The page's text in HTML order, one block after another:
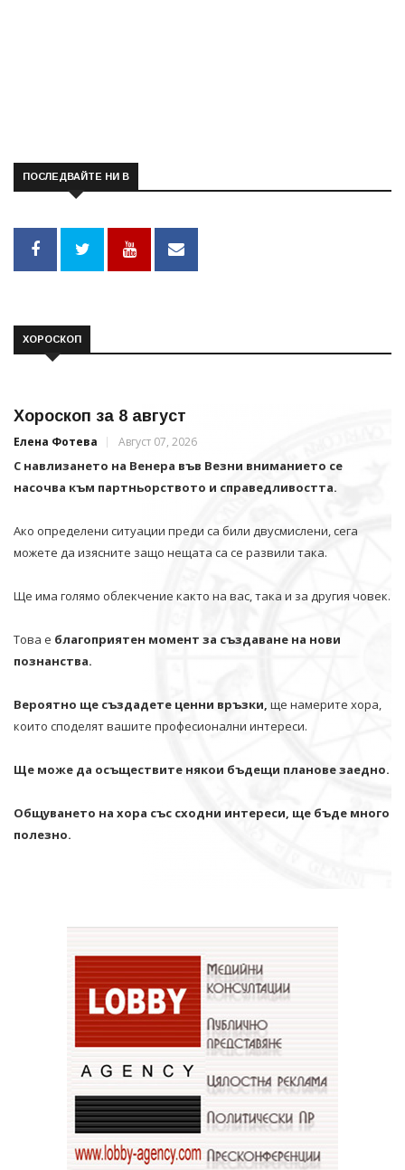
ПОСЛЕДВАЙТЕ НИ В
ХОРОСКОП
Хороскоп за 8 август
Елена Фотева Август 07, 2026
С навлизането на Венера във Везни вниманието се
насочва към партньорството и справедливостта.
Ако определени ситуации преди са били двусмислени, сега
можете да изясните защо нещата са се развили така.
Ще има голямо облекчение както на вас, така и за другия човек.
Това е благоприятен момент за създаване на нови
познанства.
Вероятно ще създадете ценни връзки, ще намерите хора,
които споделят вашите професионални интереси.
Ще може да осъществите някои бъдещи планове заедно.
Общуването на хора със сходни интереси, ще бъде много
полезно.